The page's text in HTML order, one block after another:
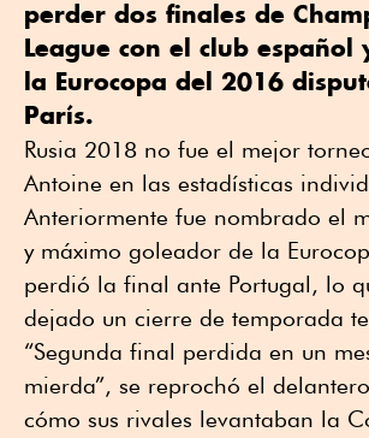
perder dos finales de
League con el club
la Eurocopa del 2016
París.
Rusia 2018 no fue el mejor
Antoine en las estadísticas
Anteriormente fue nombrado el
y máximo goleador de la
perdió la final ante Portugal, lo
dejado un cierre de temporada
“Segunda final perdida en un
mierda”, se reprochó el
cómo sus rivales levantaban la